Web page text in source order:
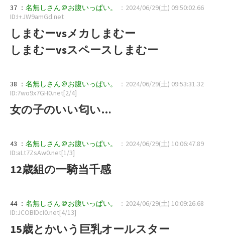
37 ： 名無しさん＠お腹いっぱい。
：2024/06/29(土) 09:50:02.66
ID:I+JW9amGd.net
しまむーvsメカしまむー
しまむーvsスペースしまむー
38 ： 名無しさん＠お腹いっぱい。
：2024/06/29(土) 09:53:31.32
ID:7wo9x7GH0.net[2/4]
女の子のいい匂い…
43 ： 名無しさん＠お腹いっぱい。
：2024/06/29(土) 10:06:47.89
ID:aLt7ZsAw0.net[1/3]
12歳組の一騎当千感
44 ： 名無しさん＠お腹いっぱい。
：2024/06/29(土) 10:09:26.68
ID:JCOBlDcI0.net[4/13]
15歳とかいう巨乳オールスター